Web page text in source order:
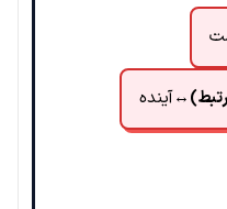
↔آینده